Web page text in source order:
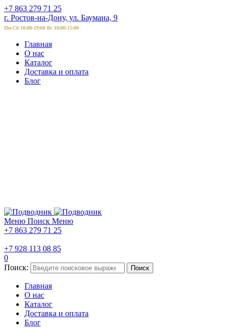
+7 863 279 71 25
г. Ростов-на-Дону, ул. Баумана, 9
Пн-Сб 10:00-19:00 Вс 10:00-15:00
Главная
О нас
Каталог
Доставка и оплата
Блог
Меню Поиск Меню
+7 863 279 71 25
+7 928 113 08 85
0
Поиск:
Поиск
Главная
О нас
Каталог
Доставка и оплата
Блог